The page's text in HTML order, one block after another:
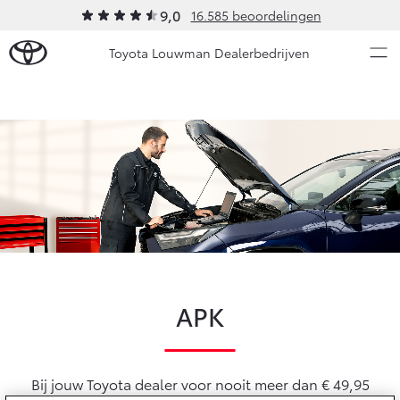
9,0 16.585 beoordelingen
Toyota Louwman Dealerbedrijven
Ons bedrijf
Contact en Route
Aygo X
HYBRIDE
Yaris
HYBRIDE
Occasions
Diensten
APK
Bij jouw Toyota dealer voor nooit meer dan € 49,95